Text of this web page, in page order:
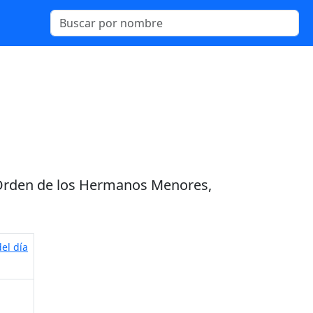
de los Hermanos Menores,
día